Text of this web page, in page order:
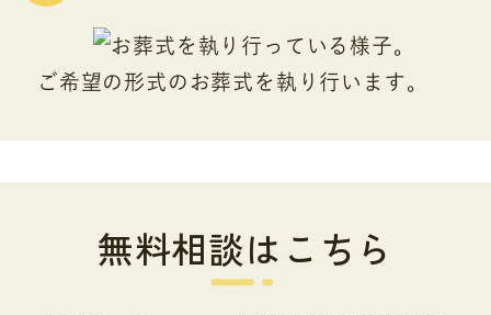
ご希望の形式のお葬式を執り行います。
無料相談はこちら